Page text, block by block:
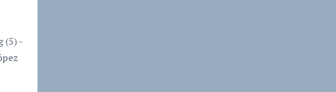
(5) -